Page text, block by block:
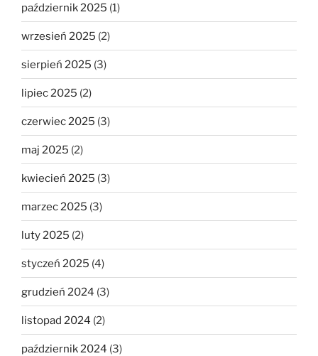
październik 2025 (1)
wrzesień 2025 (2)
sierpień 2025 (3)
lipiec 2025 (2)
czerwiec 2025 (3)
maj 2025 (2)
kwiecień 2025 (3)
marzec 2025 (3)
luty 2025 (2)
styczeń 2025 (4)
grudzień 2024 (3)
listopad 2024 (2)
październik 2024 (3)